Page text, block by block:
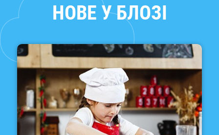
НОВЕ У БЛОЗІ